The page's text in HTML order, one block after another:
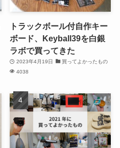
トラックボール付自作キー
ボード、Keyball39を白銀
ラボで買ってきた
2023年4月19日
買ってよかったもの
4038